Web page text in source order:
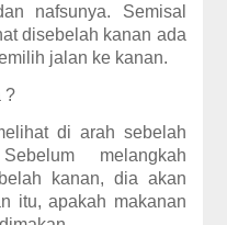
nafsunya. Semisal
disebelah kanan ada
jalan ke kanan.
?
di arah sebelah
melangkah
kanan, dia akan
itu, apakah makanan